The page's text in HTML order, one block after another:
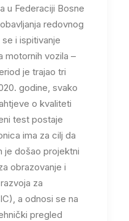
u Federaciji Bosne
redovnog
i ispitivanje
motornih vozila –
je trajao tri
godine, svako
o kvaliteti
test postaje
ima za cilj da
je došao projektni
obrazovanje i
za
a odnosi se na
pregled